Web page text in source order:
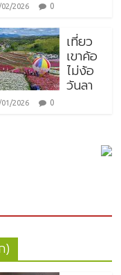
02/2026 0
เที่ยว
เขาค้อ
ไม่ง้อ
วันลา
01/2026 0
)